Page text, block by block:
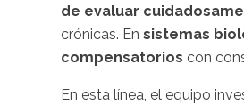
de evaluar
crónicas. En sistemas
compensatorios con
En esta línea, el equipo